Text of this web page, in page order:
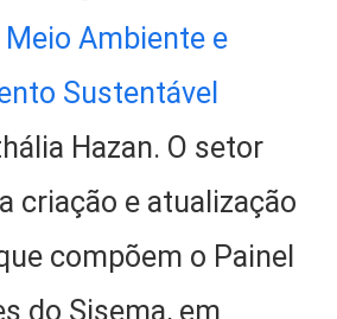
Ambiente e
Sustentável
Hazan. O setor
criação e atualização
compõem o Painel
do Sisema, em